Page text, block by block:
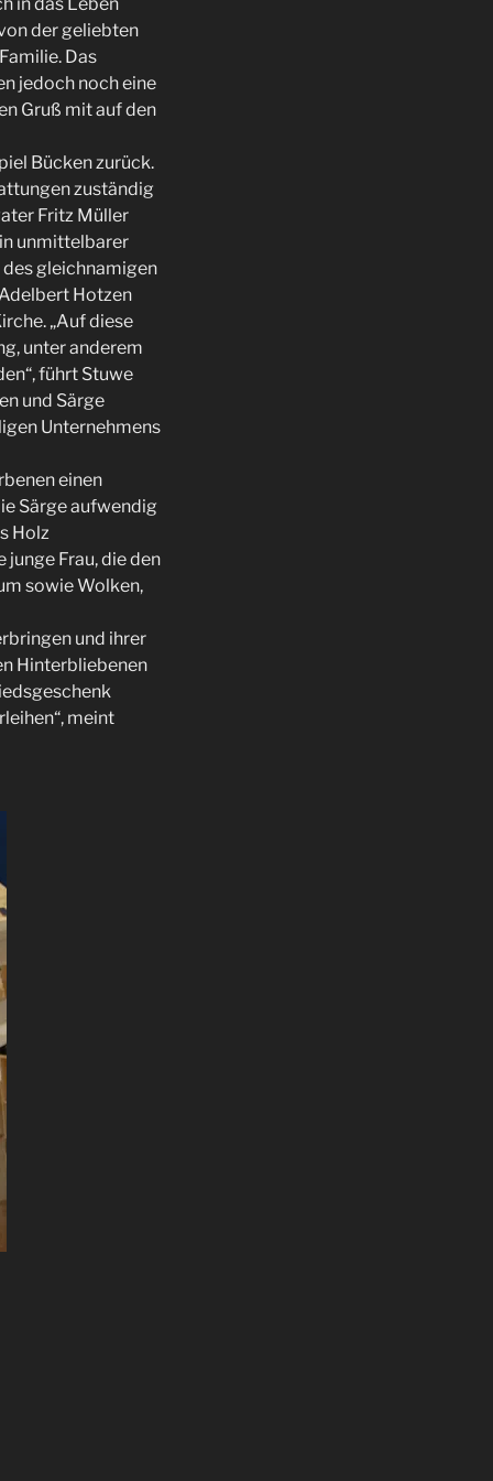
der geliebten
Das
jedoch noch eine
Gruß mit auf den
Bücken zurück.
zuständig
Fritz Müller
unmittelbarer
gleichnamigen
Hotzen
„Auf diese
unter anderem
führt Stuwe
und Särge
Unternehmens
einen
Särge aufwendig
Holz
junge Frau, die den
sowie Wolken,
und ihrer
Hinterbliebenen
meint